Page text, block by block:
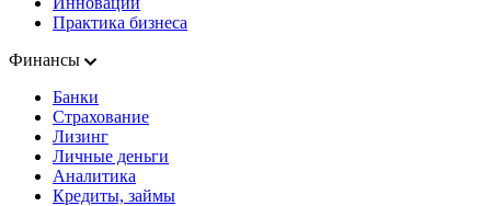
Практика бизнеса
Финансы
Банки
Страхование
Лизинг
Личные деньги
Аналитика
Кредиты, займы